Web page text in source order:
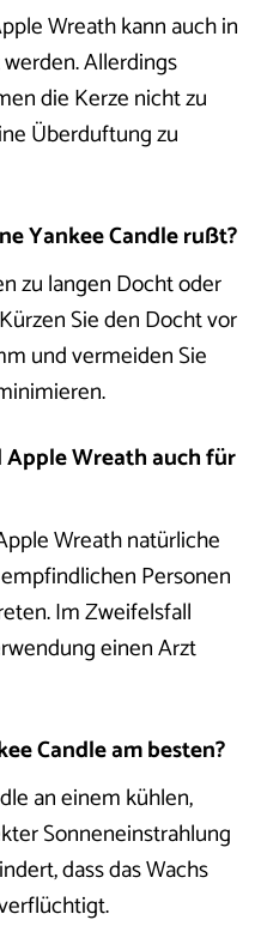
Wreath kann auch in
Allerdings
die Kerze nicht zu
Überduftung zu
Yankee Candle rußt?
zu langen Docht oder
Sie den Docht vor
und vermeiden Sie
Apple Wreath auch für
Wreath natürliche
Personen
Im Zweifelsfall
einen Arzt
Candle am besten?
an einem kühlen,
Sonneneinstrahlung
dass das Wachs